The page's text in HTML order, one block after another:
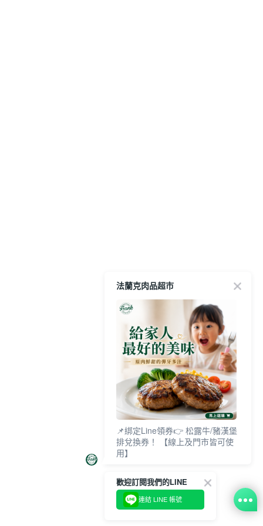
法蘭克肉品超市
📌綁定Line領券👉 松露牛/豬漢堡
排兌換券！ 【線上及門市皆可使
用】
歡迎訂閱我們的LINE
連結 LINE 帳號